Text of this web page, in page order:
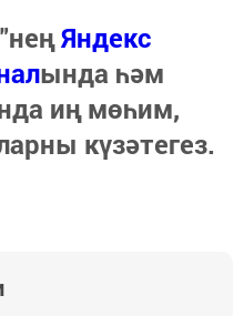
Яндекс
ында һәм
иң мөһим,
күзәтегез.